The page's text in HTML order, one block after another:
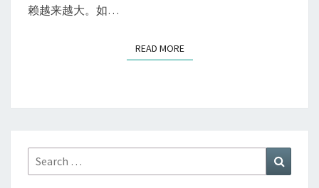
赖越来越大。如…
READ MOREREAD MORE
Search
for: